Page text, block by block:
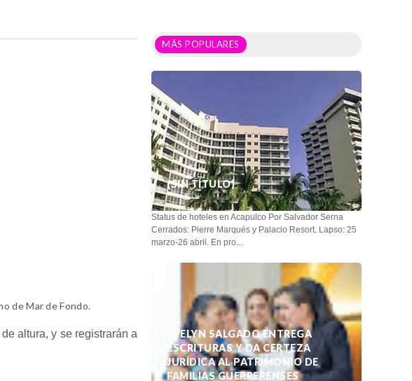
de Mar de Fondo.
altura, y se registrarán a
MÁS POPULARES
(SIN TÍTULO)
Status de hoteles en Acapulco Por Salvador Serna
Cerrados: Pierre Marqués y Palacio Resort. Lapso: 25
marzo-26 abril. En pro...
EVELYN SALGADO ENTREGA
ESCRITURAS Y DA CERTEZA
JURÍDICA AL PATRIMONIO DE
FAMILIAS GUERRERENSES